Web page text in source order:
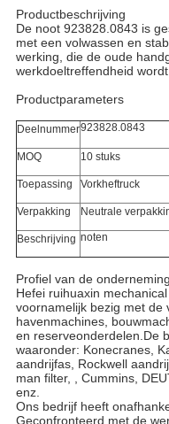
Productbeschrijving
De noot 923828.0843 is
met een volwassen en
werking, die de oude
werkdoeltreffendheid
Productparameters
Deelnummer923828.0843
MOQ 10 stuks
Toepassing Vorkheftruck
Verpakking Neutrale
Beschrijving noten
Profiel van de onderneming
Hefei ruihuaxin
voornamelijk bezig met de
havenmachines,
en reserveonderdelen.De
waaronder: Konecranes,
aandrijfas, Rockwell
man filter, , Cummins,
enz.
Ons bedrijf heeft
Geconfronteerd met de